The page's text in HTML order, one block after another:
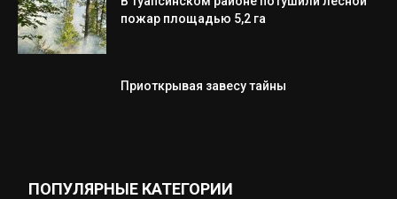
пожар площадью 5,2 га
Приоткрывая завесу тайны
ПОПУЛЯРНЫЕ КАТЕГОРИИ